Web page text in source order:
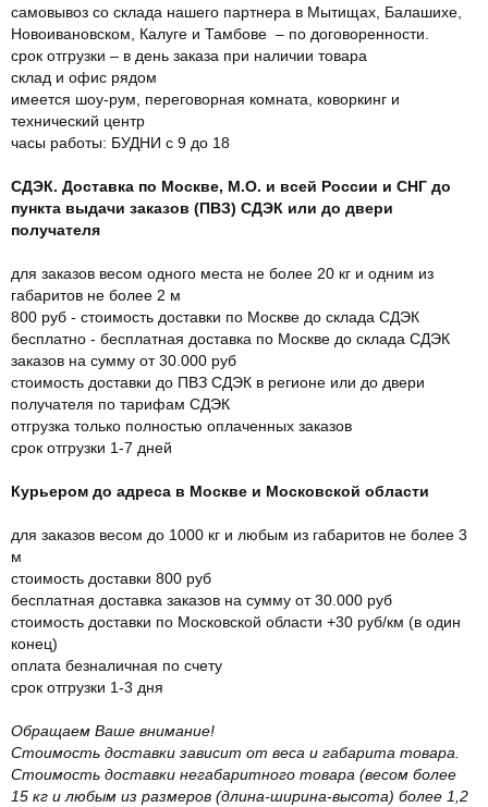
самовывоз со склада нашего партнера в Мытищах, Балашихе,
Новоивановском, Калуге и Тамбове – по договоренности.
срок отгрузки – в день заказа при наличии товара
склад и офис рядом
имеется шоу-рум, переговорная комната, коворкинг и
технический центр
часы работы: БУДНИ с 9 до 18
СДЭК. Доставка по Москве, М.О. и всей России и СНГ до
пункта выдачи заказов (ПВЗ) СДЭК или до двери
получателя
для заказов весом одного места не более 20 кг и одним из
габаритов не более 2 м
800 руб - стоимость доставки по Москве до склада СДЭК
бесплатно - бесплатная доставка по Москве до склада СДЭК
заказов на сумму от 30.000 руб
стоимость доставки до ПВЗ СДЭК в регионе или до двери
получателя по тарифам СДЭК
отгрузка только полностью оплаченных заказов
срок отгрузки 1-7 дней
Курьером до адреса в Москве и Московской области
для заказов весом до 1000 кг и любым из габаритов не более 3
м
стоимость доставки 800 руб
бесплатная доставка заказов на сумму от 30.000 руб
стоимость доставки по Московской области +30 руб/км (в один
конец)
оплата безналичная по счету
срок отгрузки 1-3 дня
Обращаем Ваше внимание!
Стоимость доставки зависит от веса и габарита товара.
Стоимость доставки негабаритного товара (весом более
15 кг и любым из размеров (длина-ширина-высота) более 1,2